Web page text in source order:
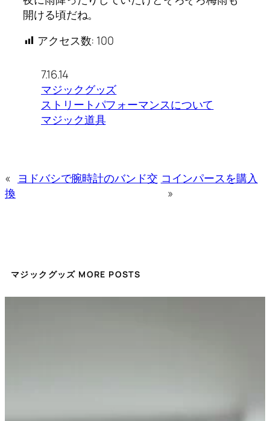
開ける頃だね。
アクセス数: 100
7.16.14
マジックグッズ
ストリートパフォーマンスについて
マジック道具
« ヨドバシで腕時計のバンド交
換
コインパースを購入
»
マジックグッズ MORE POSTS